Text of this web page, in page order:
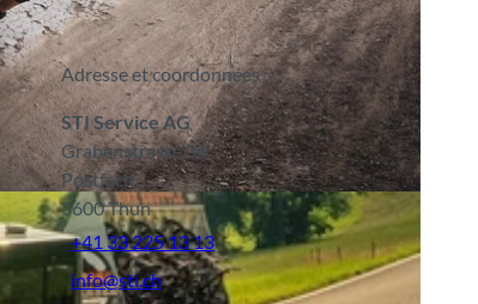
Adresse et coordonnées :
STI Service AG
Grabenstrasse 36
Postfach
3600Thun
+41 33 225 13 13
info@sti.ch